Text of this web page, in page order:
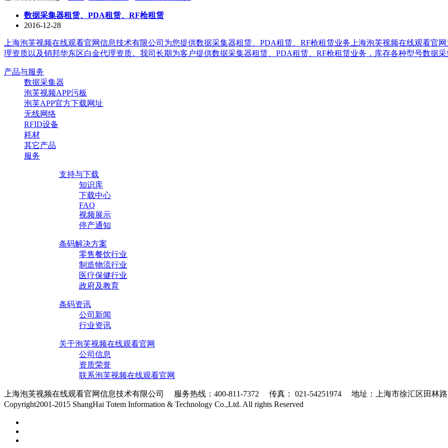
数据采集器租赁、PDA租赁、RF枪租赁
2016-12-28
上海泡芙视频在线观看官网信息技术有限公司为您提供数据采集器租赁、PDA租赁、RF枪租赁业务上海泡芙视频在线观看
理资质以及销邦华东区白金代理资质。我司长期为客户提供数据采集器租赁、PDA租赁、RF枪租赁业务，库存各种型号数据
产品与服务
数据采集器
泡芙视频APP污板
泡芙APP官方下载网址
无线网络
RFID设备
耗材
其它产品
服务
支持与下载
知识库
下载中心
FAQ
视频展示
停产通知
条码解决方案
零售餐饮行业
制造物流行业
医疗保健行业
政府及教育
条码资讯
公司新闻
行业资讯
关于泡芙视频在线观看官网
公司信息
资质荣誉
联系泡芙视频在线观看官网
上海泡芙视频在线观看官网信息技术有限公司 服务热线：400-811-7372 传真： 021-54251974 地址：上海市徐汇区田林
Copyright2001-2015 ShangHai Totem Information & Technology Co.,Ltd. All rights Reserved